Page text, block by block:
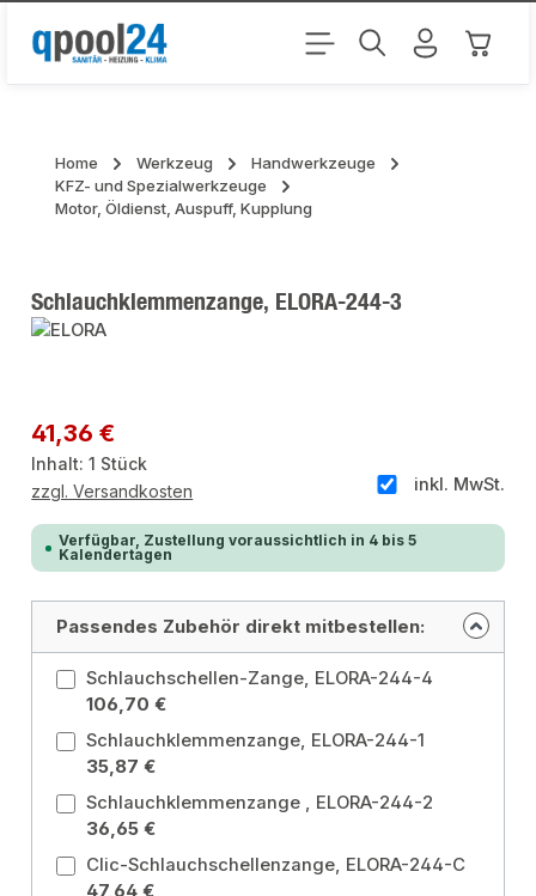
Zum Hauptinhalt springen
Home Werkzeug
Handwerkzeuge
KFZ- und Spezialwerkzeuge
Motor, Öldienst, Auspuff, Kupplung
Schlauchklemmenzange, ELORA-244-3
Regulärer Preis:
41,36 €
Inhalt:1 Stück
inkl. MwSt.
zzgl. Versandkosten
Verfügbar, Zustellung voraussichtlich in 4 bis 5
Kalendertagen
Passendes Zubehör direkt mitbestellen:
Schlauchschellen-Zange, ELORA-244-4
106,70 €
Schlauchklemmenzange, ELORA-244-1
35,87 €
Schlauchklemmenzange , ELORA-244-2
36,65 €
Clic-Schlauchschellenzange, ELORA-244-C
47,64 €